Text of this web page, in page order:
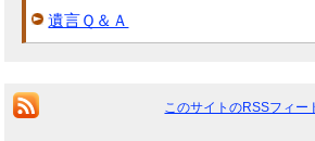
遺言Ｑ＆Ａ
このサイトのRSSフィー